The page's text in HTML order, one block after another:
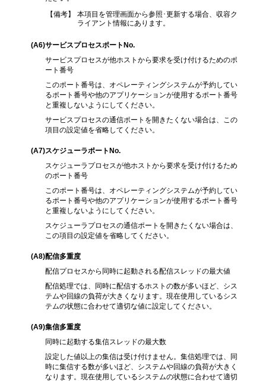
【備考】
本項目を管理画面から参照･更新する場合、収容ク
ライアント情報にあります。
(A6)サービスプロセスポートNo.
サービスプロセスが他ホストから要求を受け付けるためのポ
ート番号
このポート番号は、オペレーティングシステムが予約してい
るポート番号や他のアプリケーションが使用するポート番号
と重複しないようにしてください。
サービスプロセスの通信ポートを開きたくない場合は、この
項目の設定値を省略してください。
(A7)スケジューラポートNo.
スケジューラプロセスが他ホストから要求を受け付けるため
のポート番号
このポート番号は、オペレーティングシステムが予約してい
るポート番号や他のアプリケーションが使用するポート番号
と重複しないようにしてください。
スケジューラプロセスの通信ポートを開きたくない場合は、
この項目の設定値を省略してください。
(A8)配信多重度
配信プロセスから同時に起動される配信スレッドの最大値
配信処理では、同時に配信するホストの数が多いほど、シス
テムや回線の負荷が大きくなります。現在使用しているシス
テムの状態に合わせて適切な値に設定してください。
(A9)集信多重度
同時に起動する集信スレッドの最大数
設定した値以上の集信は受け付けません。集信処理では、同
時に集信する数が多いほど、システムや回線の負荷が大きく
なります。現在使用しているシステムの状態に合わせて適切